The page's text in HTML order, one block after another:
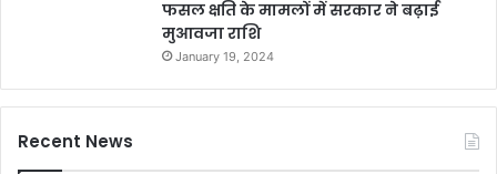
फसल क्षति के मामलों में सरकार ने बढ़ाई
मुआवजा राशि
January 19, 2024
Recent News